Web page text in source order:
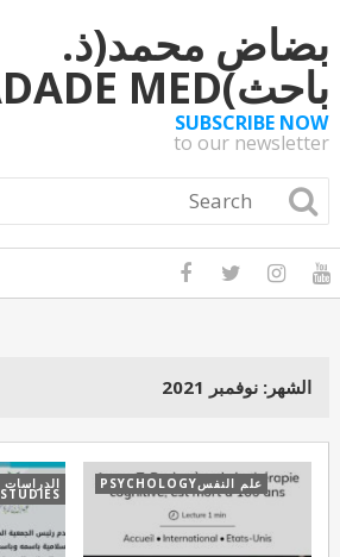
بضاض محمد(ذ.
باحث)PR.BADADE MED
SUBSCRIBE NOW
to our newsletter
الشهر: نوفمبر 2021
STUDIES
علم النفسPSYCHOLOGY